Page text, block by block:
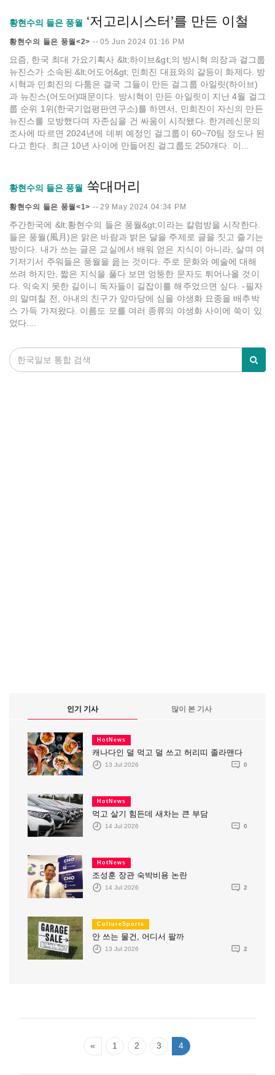
황현수의 들은 풍월 ‘저고리시스터’를 만든 이철
황현수의 들은 풍월<2> -- 05 Jun 2024 01:16 PM
요즘, 한국 최대 가요기획사 &lt;하이브&gt;의 방시혁 의장과 걸그룹
뉴진스가 소속된 &lt;어도어&gt; 민희진 대표와의 갈등이 화제다. 방
시혁과 민희진의 다툼은 결국 그들이 만든 걸그룹 아일릿(하이브)
과 뉴진스(어도어)때문이다. 방시혁이 만든 아일릿이 지난 4월 걸그
룹 순위 1위(한국기업평판연구소)를 하면서, 민희진이 자신의 만든
뉴진스를 모방했다며 자존심을 건 싸움이 시작됐다. 한겨레신문의
조사에 따르면 2024년에 데뷔 예정인 걸그룹이 60~70팀 정도나 된
다고 한다. 최근 10년 사이에 만들어진 걸그룹도 250개다. 이...
황현수의 들은 풍월 쑥대머리
황현수의 들은 풍월<1> -- 29 May 2024 04:34 PM
주간한국에 &lt;황현수의 들은 풍월&gt;이라는 칼럼방을 시작한다.
들은 풍월(風月)은 맑은 바람과 밝은 달을 주제로 글을 짓고 즐기는
방이다. 내가 쓰는 글은 교실에서 배워 얻은 지식이 아니라, 살며 여
기저기서 주워들은 풍월을 읊는 것이다. 주로 문화와 예술에 대해
쓰려 하지만, 짧은 지식을 풀다 보면 엉뚱한 문자도 튀어나올 것이
다. 익숙지 못한 길이니 독자들이 길잡이를 해주었으면 싶다. -필자
의 말며칠 전, 아내의 친구가 앞마당에 심을 야생화 묘종을 배추박
스 가득 가져왔다. 이름도 모를 여러 종류의 야생화 사이에 쑥이 있
었다....
인기 기사 많이 본 기사
HotNews
캐나다인 덜 먹고 덜 쓰고 허리띠 졸라맨다
13 Jul 2026 0
HotNews
먹고 살기 힘든데 새차는 큰 부담
14 Jul 2026 0
HotNews
조성훈 장관 숙박비용 논란
14 Jul 2026 2
CultureSports
안 쓰는 물건, 어디서 팔까
13 Jul 2026 2
« 1 2 3 4